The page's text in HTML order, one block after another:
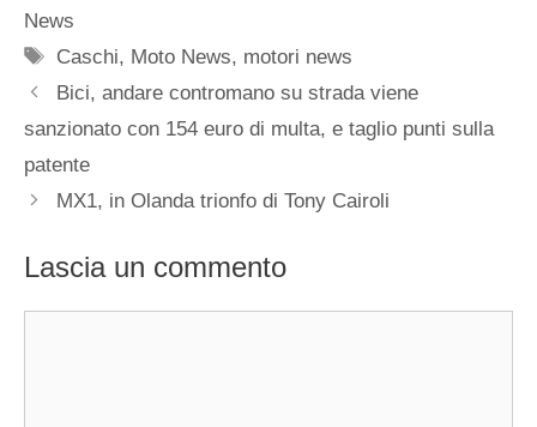
News
Tag
Caschi, Moto News, motori news
Bici, andare contromano su strada viene
sanzionato con 154 euro di multa, e taglio punti sulla
patente
MX1, in Olanda trionfo di Tony Cairoli
Lascia un commento